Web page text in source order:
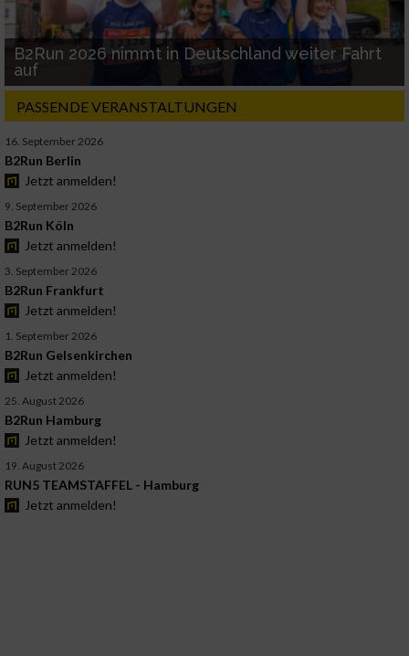
B2Run 2026 nimmt in Deutschland weiter Fahrt
auf
PASSENDE VERANSTALTUNGEN
16. September 2026
B2Run Berlin
Jetzt anmelden!
9. September 2026
B2Run Köln
Jetzt anmelden!
3. September 2026
B2Run Frankfurt
Jetzt anmelden!
1. September 2026
B2Run Gelsenkirchen
Jetzt anmelden!
25. August 2026
B2Run Hamburg
Jetzt anmelden!
19. August 2026
RUN5 TEAMSTAFFEL - Hamburg
Jetzt anmelden!